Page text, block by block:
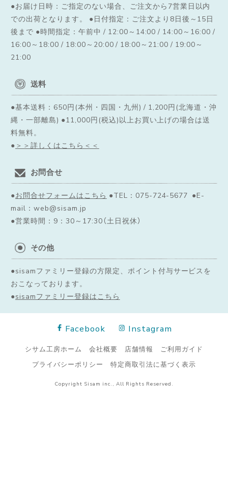
●お届け日時：ご指定のない場合、ご注文から7営業日以内
での出荷となります。
●日付指定：ご注文より8日後～15日
後まで ●時間指定：午前中 / 12:00～14:00 / 14:00～16:00 /
16:00～18:00 / 18:00～20:00 / 18:00～21:00 / 19:00～
21:00
送料
●基本送料：650円(本州・四国・九州) / 1,200円(北海道・沖
縄・一部離島) ●11,000円(税込)以上お買い上げの場合は送
料無料。
● ＞＞詳しくはこちら＜＜
お問合せ
●お問合せフォームはこちら ●TEL：075-724-5677 ●E-
mail：web@sisam.jp
●営業時間：9：30～17:30（土日祝休）
その他
●sisamファミリー登録の方限定、ポイント付与サービスを
おこなっております。
●sisamファミリー登録はこちら
Facebook Instagram
シサム工房ホーム 会社概要 店舗情報
ご利用ガイド
プライバシーポリシー
特定商取引法に基づく表示
Copyright Sisam inc., All Rights Reserved.